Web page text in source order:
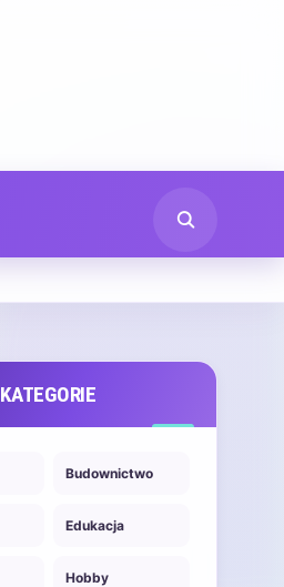
KATEGORIE
Budownictwo
Edukacja
Hobby